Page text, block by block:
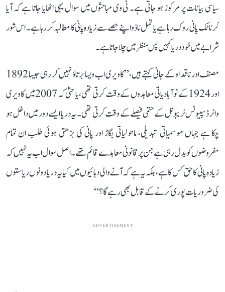
سیاسی بیانات پر مرکوز ہو جاتی ہے۔ ٹی وی مباحثوں میں سوال یہی اٹھایا جاتا ہے کہ آیا
کرناٹک پانی روک رہا ہے یا تمل ناڈو اپنے حصے سے زیادہ پانی کا مطالبہ کر رہا ہے۔ اس شور
شرابے میں خود دریا کہیں پس منظر میں چلا جاتا ہے۔
مصنف اور ناقد او کے جانی کہتے ہیں، ’’کاویری اب ویسا برتاؤ نہیں کر رہی جیسا 1892
اور 1924 کے نوآبادیاتی معاہدوں کے وقت کرتی تھی، یا حتیٰ کہ 2007 میں کاویری
واٹر ڈسپیوٹس ٹریبونل کے حتمی فیصلے کے وقت کرتی تھی۔ یہ دریا ایسے دور میں داخل ہو
چکا ہے جہاں موسمیاتی تبدیلی، ماحولیاتی بگاڑ اور پانی کی بڑھتی ہوئی طلب ان تمام
مفروضوں کو بدل رہی ہے جن پر قانونی معاہدے قائم تھے۔ اصل سوال اب یہ نہیں کہ
زیادہ پانی کا حق کس کا ہے، بلکہ یہ ہے کہ آنے والی دہائیوں میں کیا یہ دریا دونوں ریاستوں
کی ضروریات پوری کرنے کے قابل بھی رہے گا؟‘‘
ADVERTISEMENT